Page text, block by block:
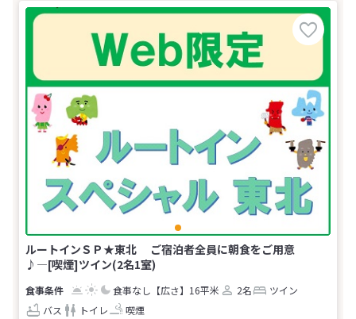
ルートインＳＰ★東北 ご宿泊者全員に朝食をご用意
♪―[喫煙]ツイン(2名1室)
食事なし 【広さ】16平米 2名
ツイン
バス
トイレ 喫煙